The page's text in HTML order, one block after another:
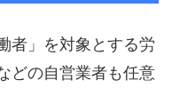
者」を対象とする労
どの自営業者も任意